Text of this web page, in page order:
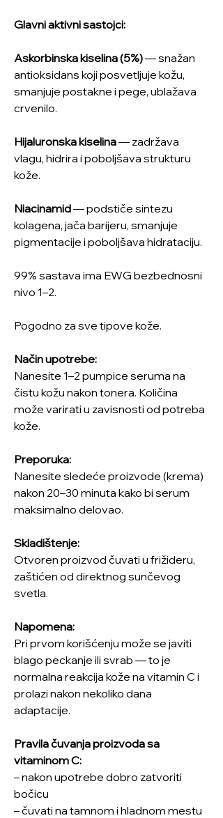
Glavni aktivni sastojci:
Askorbinska kiselina (5%)— snažan
antioksidans koji posvetljuje kožu,
smanjuje postakne i pege, ublažava
crvenilo.
Hijaluronska kiselina— zadržava
vlagu, hidrira i poboljšava strukturu
kože.
Niacinamid— podstiče sintezu
kolagena, jača barijeru, smanjuje
pigmentacije i poboljšava hidrataciju.
99% sastava ima EWG bezbednosni
nivo 1–2.
Pogodno za sve tipove kože.
Način upotrebe:
Nanesite 1–2 pumpice seruma na
čistu kožu nakon tonera. Količina
može varirati u zavisnosti od potreba
kože.
Preporuka:
Nanesite sledeće proizvode (krema)
nakon 20–30 minuta kako bi serum
maksimalno delovao.
Skladištenje:
Otvoren proizvod čuvati u frižideru,
zaštićen od direktnog sunčevog
svetla.
Napomena:
Pri prvom korišćenju može se javiti
blago peckanje ili svrab — to je
normalna reakcija kože na vitamin C i
prolazi nakon nekoliko dana
adaptacije.
Pravila čuvanja proizvoda sa
vitaminom C:
– nakon upotrebe dobro zatvoriti
bočicu
– čuvati na tamnom i hladnom mestu